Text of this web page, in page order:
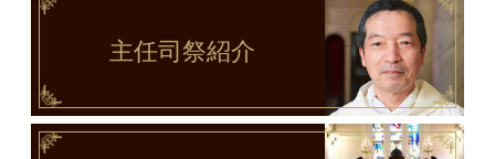
主任司祭紹介